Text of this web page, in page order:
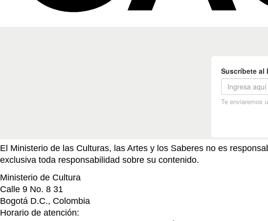
El Ministerio de las Culturas, las Artes y los Saberes no es
exclusiva toda responsabilidad sobre su contenido.
Ministerio de Cultura
Calle 9 No. 8 31
Bogotá D.C., Colombia
Horario de atención: